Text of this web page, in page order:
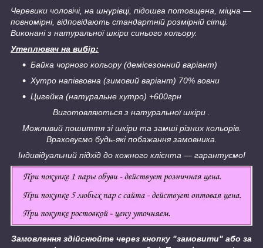
Черевики чоловічі, на шнурівці, підошва потовщена, міцна ―
повномірні, відповідають стандартній розмірній сітці.
Виконані з натуральної шкіри синього кольору.
Утеплювач на вибір:
Байка чорного кольору (демісезонний варіант)
Хутро напіввовна (зимовий варіант) 70% вовни
Цигейка (натуральне хутро) +600грн
Виготовляються з натуральної шкіри .
Можливий пошиття зі шкіри та замші різних кольорів.
Враховуємо будь-які побажання замовника.
Індивідуальний підхід до кожного клієнта ― гарантуємо!
Замовлення здійснюйте через кнопку "замовити" або за